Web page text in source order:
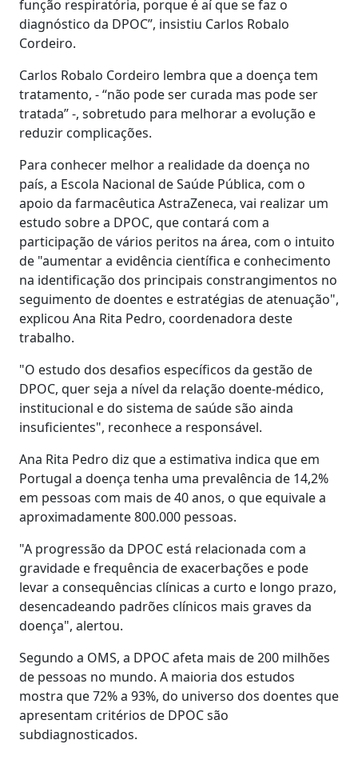
função respiratória, porque é aí que se faz o
diagnóstico da DPOC”, insistiu Carlos Robalo
Cordeiro.
Carlos Robalo Cordeiro lembra que a doença tem
tratamento, - “não pode ser curada mas pode ser
tratada” -, sobretudo para melhorar a evolução e
reduzir complicações.
Para conhecer melhor a realidade da doença no
país, a Escola Nacional de Saúde Pública, com o
apoio da farmacêutica AstraZeneca, vai realizar um
estudo sobre a DPOC, que contará com a
participação de vários peritos na área, com o intuito
de "aumentar a evidência científica e conhecimento
na identificação dos principais constrangimentos no
seguimento de doentes e estratégias de atenuação",
explicou Ana Rita Pedro, coordenadora deste
trabalho.
"O estudo dos desafios específicos da gestão de
DPOC, quer seja a nível da relação doente-médico,
institucional e do sistema de saúde são ainda
insuficientes", reconhece a responsável.
Ana Rita Pedro diz que a estimativa indica que em
Portugal a doença tenha uma prevalência de 14,2%
em pessoas com mais de 40 anos, o que equivale a
aproximadamente 800.000 pessoas.
"A progressão da DPOC está relacionada com a
gravidade e frequência de exacerbações e pode
levar a consequências clínicas a curto e longo prazo,
desencadeando padrões clínicos mais graves da
doença", alertou.
Segundo a OMS, a DPOC afeta mais de 200 milhões
de pessoas no mundo. A maioria dos estudos
mostra que 72% a 93%, do universo dos doentes que
apresentam critérios de DPOC são
subdiagnosticados.